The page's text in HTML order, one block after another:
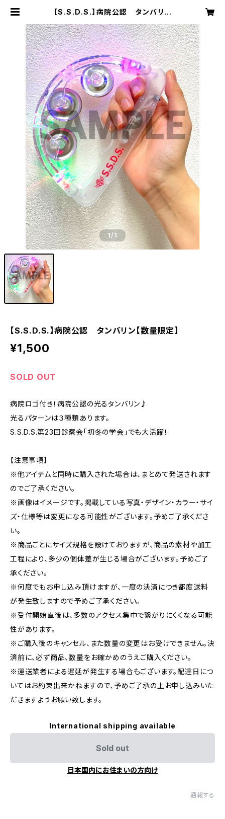
【S.S.D.S.】病院公認 タンバリン
1/1
【S.S.D.S.】病院公認 タンバリン【数量限定】
¥1,500
SOLD OUT
病院ロゴ付き！病院公認の光るタンバリン♪
光るパターンは３種類あります。
S.S.D.S.第23回診察会「初冬の学会」でも大活躍！
【注意事項】
※他アイテムと同時に購入された場合は、まとめて発送されます
のでご了承ください。
※画像はイメージです。掲載している写真・デザイン・カラー・サイ
ズ・仕様等は変更になる可能性がございます。予めご了承くださ
い。
※商品ごとにサイズ規格を設けておりますが、商品の素材や加工
工程により、多少の個体差が生じる場合がございます。予めご了
承ください。
※何度でもお申し込み頂けますが、一度の決済につき都度送料
が発生致しますので予めご了承ください。
※受付開始直後は、多数のアクセス集中で繋がりにくくなる可能
性があります。
※ご購入後のキャンセル、また数量の変更はお受けできません。決
済前に、必ず商品、数量をお確かめのうえご購入ください。
※運送業者による遅延が発生する場合もございます。配達日につ
いてはお約束出来かねますので、予めご了承の上お申し込みいた
だきますようお願い致します。
International shipping available
Sold out
日本国内にお住まいの方向け
通報する